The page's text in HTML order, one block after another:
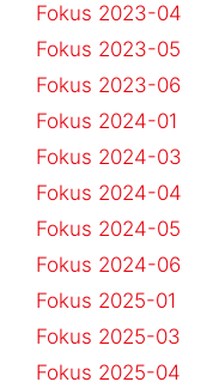
Fokus 2023-04
Fokus 2023-05
Fokus 2023-06
Fokus 2024-01
Fokus 2024-03
Fokus 2024-04
Fokus 2024-05
Fokus 2024-06
Fokus 2025-01
Fokus 2025-03
Fokus 2025-04